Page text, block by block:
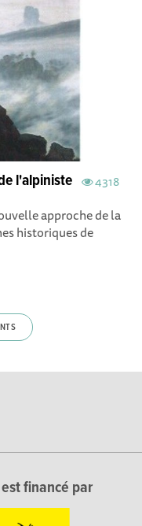
4318
l'alpiniste
approche de la
historiques de
est financé par